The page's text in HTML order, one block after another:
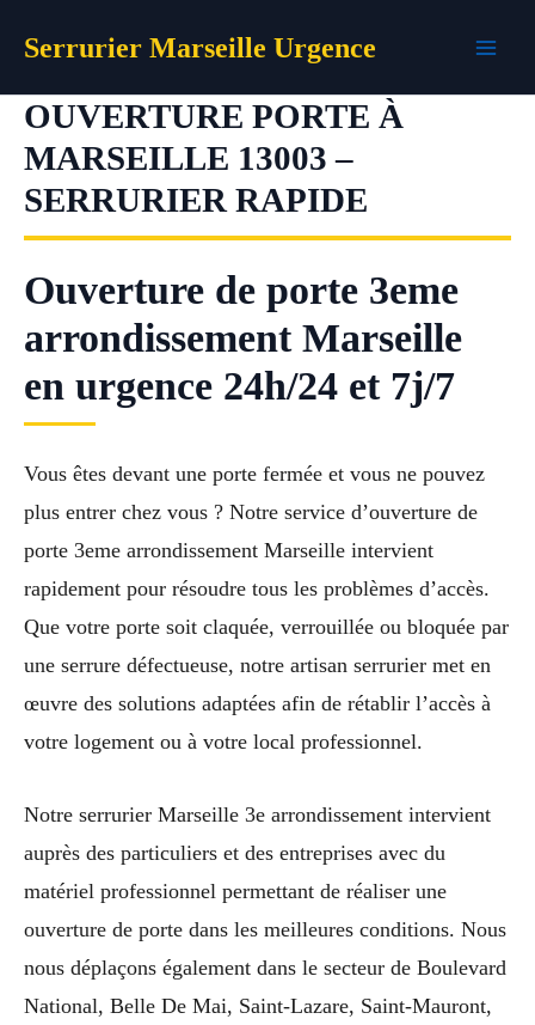
Serrurier Marseille Urgence
OUVERTURE PORTE À
MARSEILLE 13003 –
SERRURIER RAPIDE
Ouverture de porte 3eme
arrondissement Marseille
en urgence 24h/24 et 7j/7
Vous êtes devant une porte fermée et vous ne pouvez
plus entrer chez vous ? Notre service d’ouverture de
porte 3eme arrondissement Marseille intervient
rapidement pour résoudre tous les problèmes d’accès.
Que votre porte soit claquée, verrouillée ou bloquée par
une serrure défectueuse, notre artisan serrurier met en
œuvre des solutions adaptées afin de rétablir l’accès à
votre logement ou à votre local professionnel.
Notre serrurier Marseille 3e arrondissement intervient
auprès des particuliers et des entreprises avec du
matériel professionnel permettant de réaliser une
ouverture de porte dans les meilleures conditions. Nous
nous déplaçons également dans le secteur de Boulevard
National, Belle De Mai, Saint-Lazare, Saint-Mauront,